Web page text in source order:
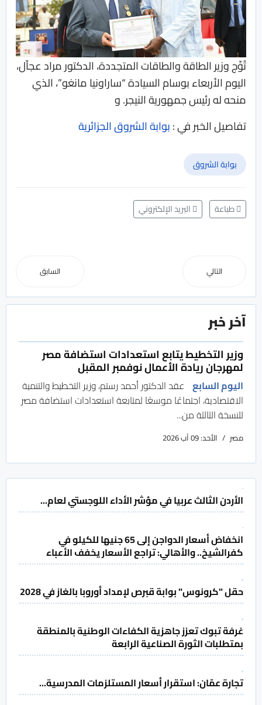
تُوِّج وزير الطاقة والطاقات المتجددة، الدكتور مراد عجاّل،
اليوم الأربعاء بوسام السيادة “ساراونيا مانغو”، الذي
منحه له رئيس جمهورية النيجر. و
تفاصيل الخبر في :بوابة الشروق الجزائرية
بوابة الشروق
طباعة البريد الإلكتروني
السابق التالي
آخر خبر
وزير التخطيط يتابع استعدادات استضافة مصر
لمهرجان ريادة الأعمال نوفمبر المقبل
اليوم السابع عقد الدكتور أحمد رستم، وزير التخطيط والتنمية
الاقتصادية، اجتماعًا موسعًا لمتابعة استعدادات استضافة مصر
للنسخة الثالثة من...
مصر الأحد: 09 آب 2026
الأردن الثالث عربيا في مؤشر الأداء اللوجستي لعام...
انخفاض أسعار الدواجن إلى 65 جنيها للكيلو في
كفرالشيخ.. والأهالي: تراجع الأسعار يخفف الأعباء
حقل "كرونوس" بوابة قبرص لإمداد أوروبا بالغاز في 2028
غرفة تبوك تعزز جاهزية الكفاءات الوطنية بالمنطقة
بمتطلبات الثورة الصناعية الرابعة
تجارة عمّان: استقرار أسعار المستلزمات المدرسية...